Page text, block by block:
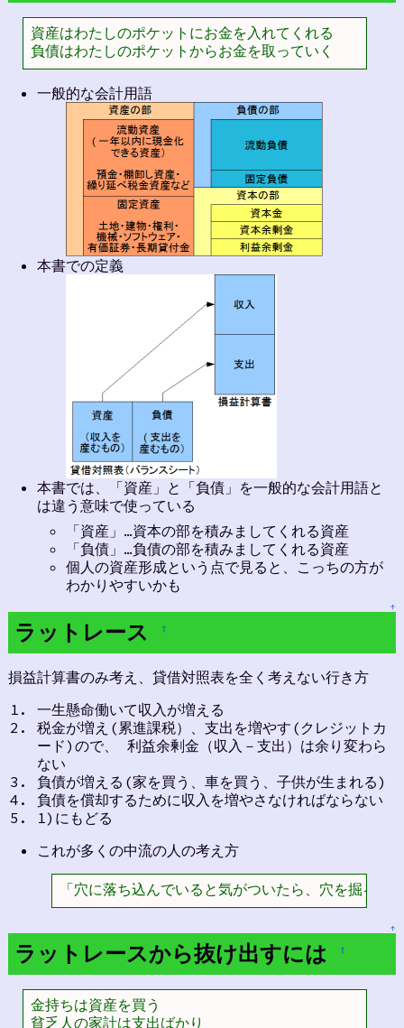
資産はわたしのポケットにお金を入れてくれる
負債はわたしのポケットからお金を取っていく
一般的な会計用語
本書での定義
本書では、「資産」と「負債」を一般的な会計用語と
は違う意味で使っている
「資産」…資本の部を積みましてくれる資産
「負債」…負債の部を積みましてくれる資産
個人の資産形成という点で見ると、こっちの方が
わかりやすいかも
↑
ラットレース †
損益計算書のみ考え、貸借対照表を全く考えない行き方
一生懸命働いて収入が増える
税金が増え(累進課税）、支出を増やす(クレジットカ
ード)ので、 利益余剰金（収入－支出）は余り変わら
ない
負債が増える(家を買う、車を買う、子供が生まれる)
負債を償却するために収入を増やさなければならない
1)にもどる
これが多くの中流の人の考え方
「穴に落ち込んでいると気がついたら、穴を掘るの
↑
ラットレースから抜け出すには †
金持ちは資産を買う
貧乏人の家計は支出ばかり